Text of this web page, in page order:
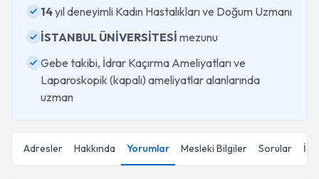
14yıl deneyimli Kadın Hastalıkları ve Doğum Uzmanı
İSTANBUL ÜNİVERSİTESİ mezunu
Gebe takibi, İdrar Kaçırma Ameliyatları ve
Laparoskopik (kapalı) ameliyatlar alanlarında
uzman
Adresler Hakkında Yorumlar Mesleki Bilgiler Sorular